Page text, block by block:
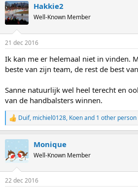
Hakkie2
Well-Known Member
21 dec 2016
Ik kan me er helemaal niet in vinden.
beste van zijn team, de rest de best
Sanne natuurlijk wel heel terecht en
van de handbalsters winnen.
R
e
c
t
i
s
Duif, michiel0128, Koenand 1 other person
Monique
Well-Known Member
22 dec 2016